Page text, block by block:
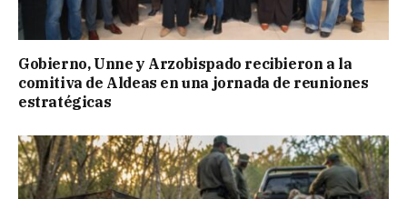
Gobierno, Unne y Arzobispado recibieron a la
comitiva de Aldeas en una jornada de reuniones
estratégicas